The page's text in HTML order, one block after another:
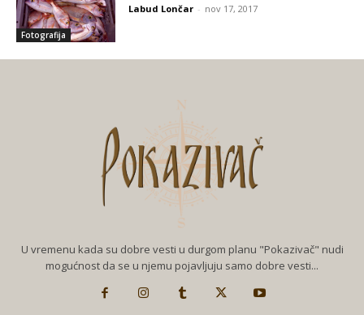
Fotografija
Labud Lončar - nov 17, 2017
U vremenu kada su dobre vesti u durgom planu "Pokazivač" nudi
mogućnost da se u njemu pojavljuju samo dobre vesti...